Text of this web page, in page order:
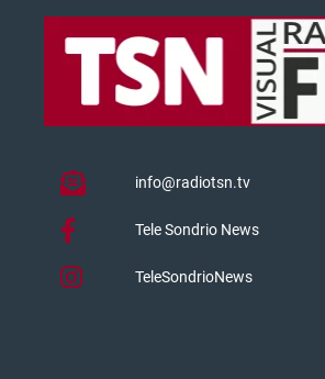
info@radiotsn.tv
Tele Sondrio News
TeleSondrioNews